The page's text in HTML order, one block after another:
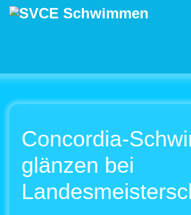
Concordia-
glänzen bei